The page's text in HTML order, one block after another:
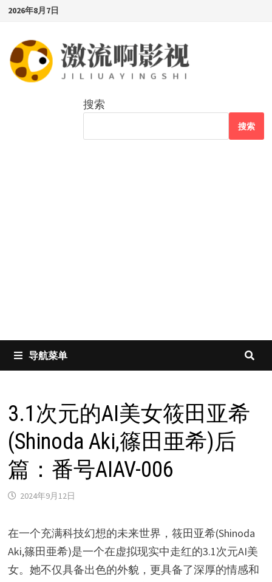
Skip
content
2026年8月7日
搜索
搜索
导航菜单
3.1次元的AI美女筱田亚希
(Shinoda Aki,篠田亜希)后
篇：番号AIAV-006
2024年9月12日
在一个充满科技幻想的未来世界，筱田亚希(Shinoda
Aki,篠田亜希)是一个在虚拟现实中走红的3.1次元AI美
女。她不仅具备出色的外貌，更具备了深厚的情感和